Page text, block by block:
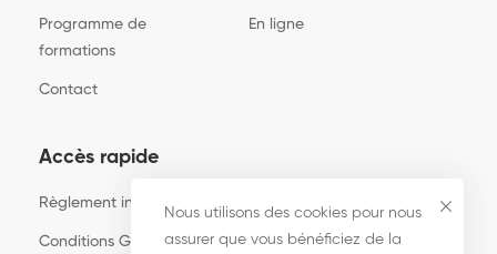
Programme de
formations
En ligne
Contact
Accès rapide
Règlement intérieur
Conditions Générales d’Utilisation
Nous utilisons des cookies pour nous
assurer que vous bénéficiez de la